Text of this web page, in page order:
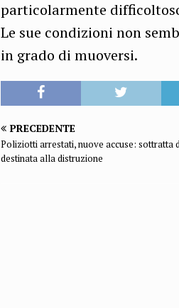
particolarmente
Le sue condizioni non
in grado di muoversi.
PRECEDENTE
Poliziotti arrestati, nuove accuse: sottratta
destinata alla distruzione